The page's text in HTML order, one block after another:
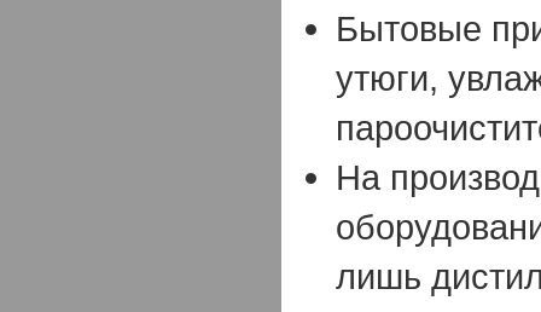
Бытовые
утюги,
На
лишь